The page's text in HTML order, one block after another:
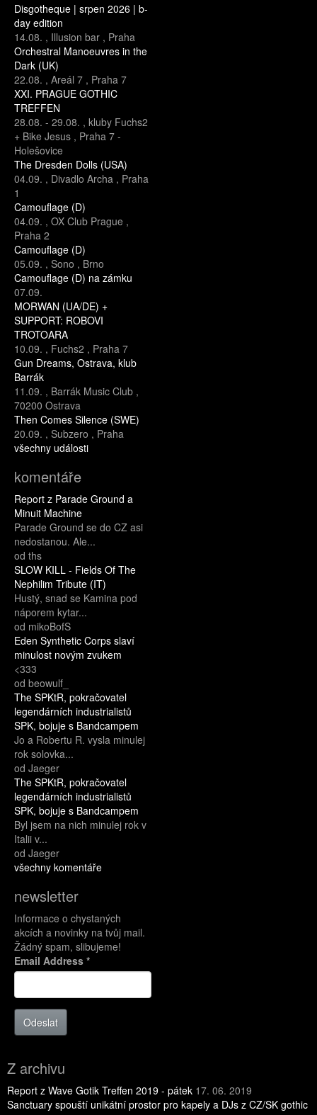
Disgotheque | srpen 2026 | b-
day edition
14.08. , Illusion bar , Praha
Orchestral Manoeuvres in the
Dark (UK)
22.08. , Areál 7 , Praha 7
XXI. PRAGUE GOTHIC
TREFFEN
28.08. - 29.08. , kluby Fuchs2
+ Bike Jesus , Praha 7 -
Holešovice
The Dresden Dolls (USA)
04.09. , Divadlo Archa , Praha
1
Camouflage (D)
04.09. , OX Club Prague ,
Praha 2
Camouflage (D)
05.09. , Sono , Brno
Camouflage (D) na zámku
07.09.
MORWAN (UA/DE) +
SUPPORT: ROBOVI
TROTOARA
10.09. , Fuchs2 , Praha 7
Gun Dreams, Ostrava, klub
Barrák
11.09. , Barrák Music Club ,
70200 Ostrava
Then Comes Silence (SWE)
20.09. , Subzero , Praha
všechny události
komentáře
Report z Parade Ground a
Minuit Machine
Parade Ground se do CZ asi
nedostanou. Ale...
od ths
SLOW KILL - Fields Of The
Nephilim Tribute (IT)
Hustý, snad se Kamina pod
náporem kytar...
od mikoBofS
Eden Synthetic Corps slaví
minulost novým zvukem
<333
od beowulf_
The SPKtR, pokračovatel
legendárních industrialistů
SPK, bojuje s Bandcampem
Jo a Robertu R. vysla minulej
rok solovka...
od Jaeger
The SPKtR, pokračovatel
legendárních industrialistů
SPK, bojuje s Bandcampem
Byl jsem na nich minulej rok v
Italii v...
od Jaeger
všechny komentáře
newsletter
Informace o chystaných
akcích a novinky na tvůj mail.
Žádný spam, slibujeme!
Email Address *
Odeslat
Z archivu
Report z Wave Gotik Treffen 2019 - pátek 17. 06. 2019
Sanctuary spouští unikátní prostor pro kapely a DJs z CZ/SK gothic